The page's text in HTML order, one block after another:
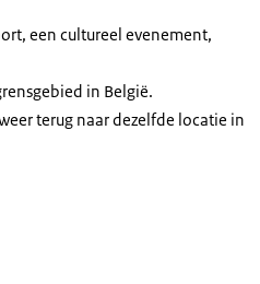
een cultureel evenement,
in België.
terug naar dezelfde locatie in